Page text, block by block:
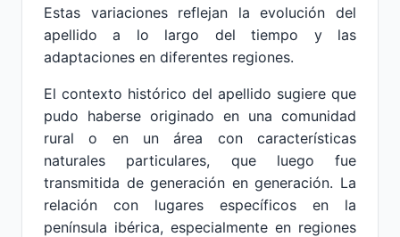
Estas variaciones reflejan la evolución del
apellido a lo largo del tiempo y las
adaptaciones en diferentes regiones.
El contexto histórico del apellido sugiere que
pudo haberse originado en una comunidad
rural o en un área con características
naturales particulares, que luego fue
transmitida de generación en generación. La
relación con lugares específicos en la
península ibérica, especialmente en regiones